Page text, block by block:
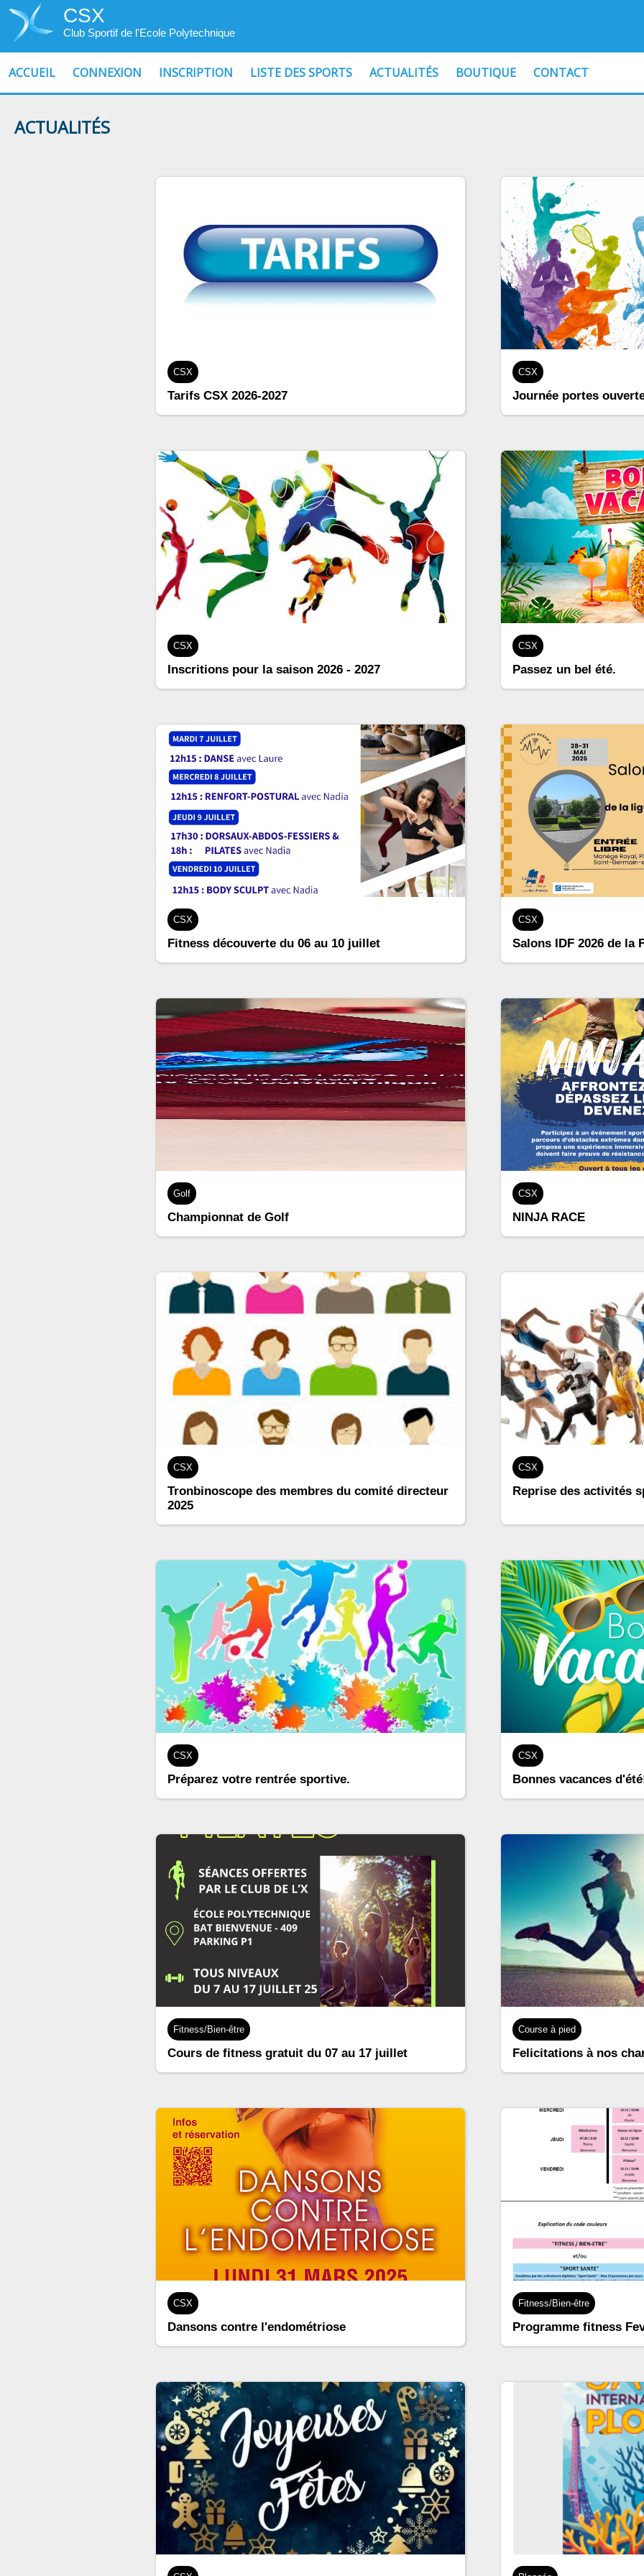
CSX
Club Sportif de l'Ecole Polytechnique
ACCUEIL CONNEXION INSCRIPTION LISTE DES SPORTS ACTUALITÉS BOUTIQUE CONTACT
ACTUALITÉS
CSX
Tarifs CSX 2026-2027
CSX
Journée portes
CSX
Inscritions pour la saison 2026 - 2027
CSX
Passez un bel été.
CSX
Fitness découverte du 06 au 10 juillet
CSX
Salons IDF 2026 de la
Golf
Championnat de Golf
CSX
NINJA RACE
CSX
Tronbinoscope des membres du comité directeur
2025
CSX
Reprise des activités
CSX
Préparez votre rentrée sportive.
CSX
Bonnes vacances
Fitness/Bien-être
Cours de fitness gratuit du 07 au 17 juillet
Course à pied
Felicitations à nos
CSX
Dansons contre l'endométriose
Fitness/Bien-être
Programme fitness